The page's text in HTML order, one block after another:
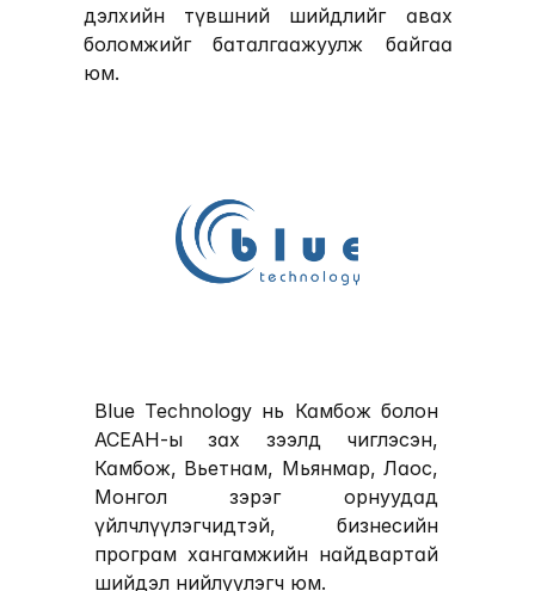
Blue Technology нь Камбож болон
АСЕАН-ы зах зээлд чиглэсэн,
Камбож, Вьетнам, Мьянмар, Лаос,
Монгол зэрэг орнуудад
үйлчлүүлэгчидтэй, бизнесийн
програм хангамжийн найдвартай
шийдэл нийлүүлэгч юм.
дэлхийн түвшний шийдлийг авах
боломжийг баталгаажуулж байгаа
юм.